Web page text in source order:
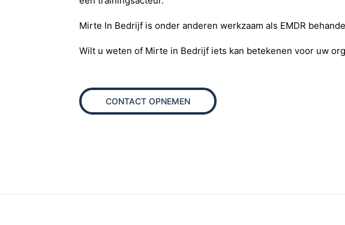
Mirte In Bedrijf is onder anderen werkzaam als EMDR
Wilt u weten of Mirte in Bedrijf iets kan betekenen voor uw
CONTACT OPNEMEN